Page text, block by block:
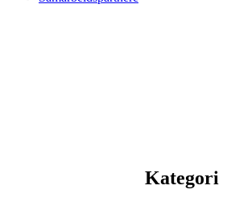
Kategori